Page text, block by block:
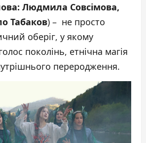
Людмила Совсімова,
Табаков) – не просто
оберіг, у якому
поколінь, етнічна магія
переродження.